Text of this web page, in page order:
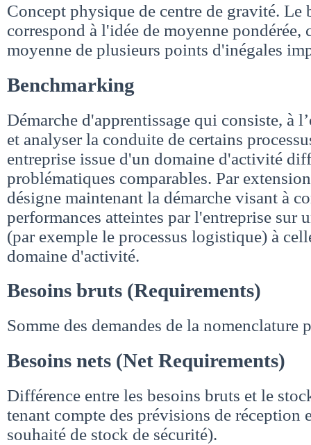
Concept physique de centre de gravité. Le
correspond à l'idée de moyenne pondérée,
moyenne de plusieurs points d'inégales
Benchmarking
Démarche d'apprentissage qui consiste, à
et analyser la conduite de certains
entreprise issue d'un domaine d'activité
problématiques comparables. Par
désigne maintenant la démarche visant à
performances atteintes par l'entreprise sur
(par exemple le processus logistique) à
domaine d'activité.
Besoins bruts (Requirements)
Somme des demandes de la nomenclature
Besoins nets (Net Requirements)
Différence entre les besoins bruts et le
tenant compte des prévisions de réception
souhaité de stock de sécurité).